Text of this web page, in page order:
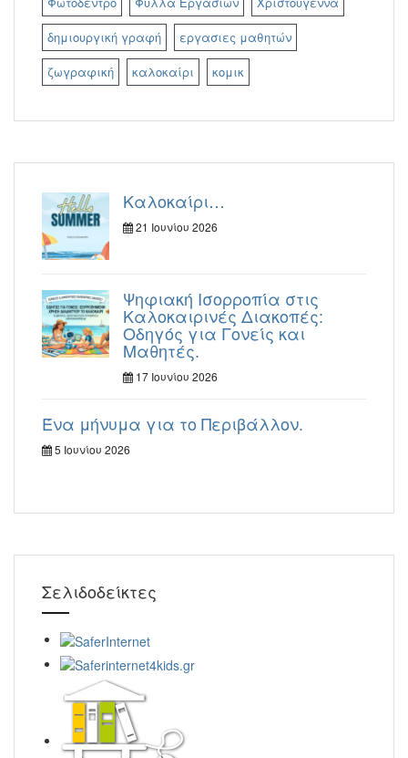
δημιουργική γραφή
εργασιες μαθητών
ζωγραφική
καλοκαίρι κομικ
Καλοκαίρι…
21 Ιουνίου 2026
Ψηφιακή Ισορροπία στις
Καλοκαιρινές Διακοπές:
Οδηγός για Γονείς και
Μαθητές.
17 Ιουνίου 2026
Ένα μήνυμα για το Περιβάλλον.
5 Ιουνίου 2026
Σελιδοδείκτες